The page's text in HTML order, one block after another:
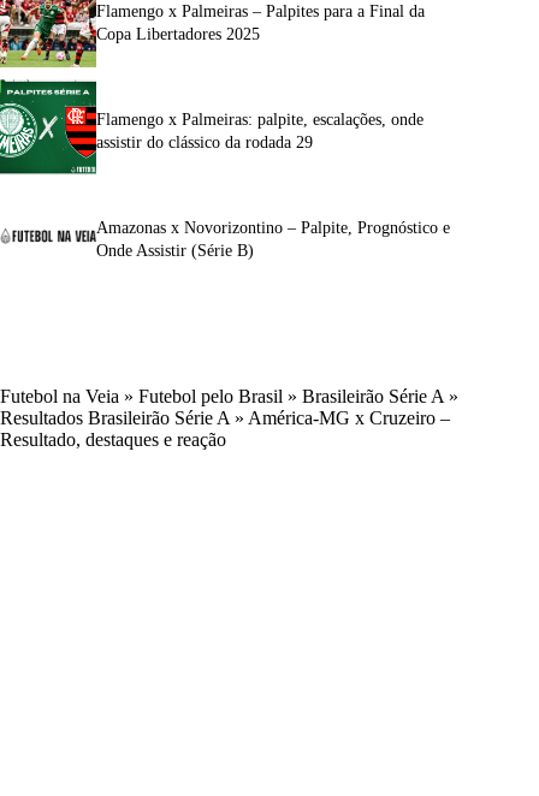
Flamengo x Palmeiras – Palpites para a Final da
Copa Libertadores 2025
Flamengo x Palmeiras: palpite, escalações, onde
assistir do clássico da rodada 29
Amazonas x Novorizontino – Palpite, Prognóstico e
Onde Assistir (Série B)
Futebol na Veia » Futebol pelo Brasil » Brasileirão Série A »
Resultados Brasileirão Série A » América-MG x Cruzeiro –
Resultado, destaques e reação